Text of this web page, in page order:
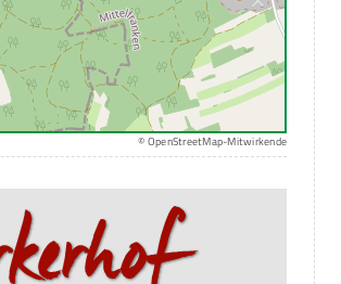
© OpenStreetMap-Mitwirkende